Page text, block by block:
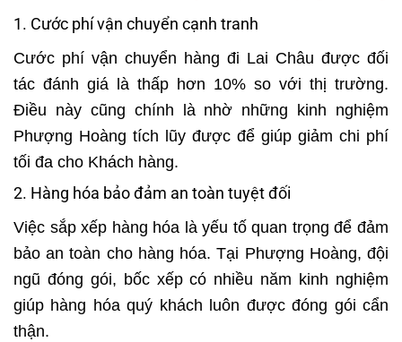
1. Cước phí vận chuyển cạnh tranh
Cước phí vận chuyển hàng đi Lai Châu được đối
tác đánh giá là thấp hơn 10% so với thị trường.
Điều này cũng chính là nhờ những kinh nghiệm
Phượng Hoàng tích lũy được để giúp giảm chi phí
tối đa cho Khách hàng.
2. Hàng hóa bảo đảm an toàn tuyệt đối
Việc sắp xếp hàng hóa là yếu tố quan trọng để đảm
bảo an toàn cho hàng hóa. Tại Phượng Hoàng, đội
ngũ đóng gói, bốc xếp có nhiều năm kinh nghiệm
giúp hàng hóa quý khách luôn được đóng gói cẩn
thận.